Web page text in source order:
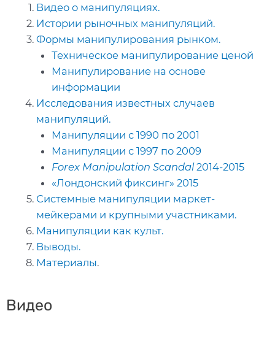
Видео о манипуляциях.
Истории рыночных манипуляций.
Формы манипулирования рынком.
Техническое манипулирование ценой
Манипулирование на основе
информации
Исследования известных случаев
манипуляций.
Манипуляции с 1990 по 2001
Манипуляции с 1997 по 2009
Forex Manipulation Scandal2014-2015
«Лондонский фиксинг» 2015
Системные манипуляции маркет-
мейкерами и крупными участниками.
Манипуляции как культ.
Выводы.
Материалы.
Видео